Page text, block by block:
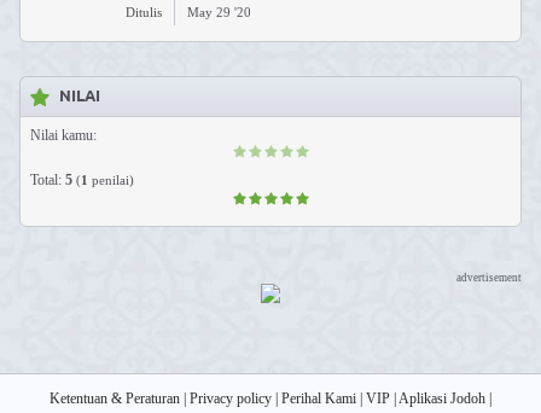
Ditulis May 29 '20
NILAI
Nilai kamu:
Total: 5 (1 penilai)
advertisement
Ketentuan & Peraturan Privacy policy Perihal Kami VIP Aplikasi Jodoh